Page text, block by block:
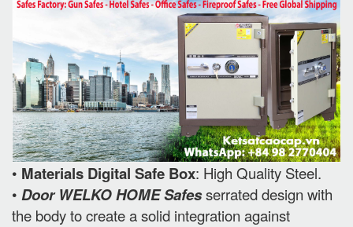
• Materials Digital Safe Box: High Quality Steel.
• Door WELKO HOME Safesserrated design with
the body to create a solid integration against